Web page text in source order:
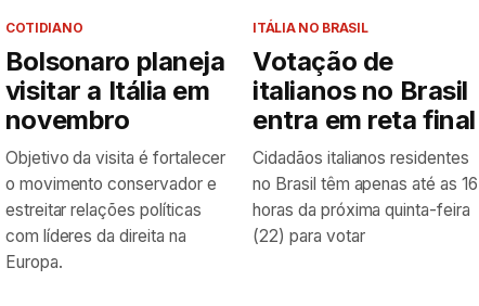
COTIDIANO
Bolsonaro planeja
visitar a Itália em
novembro
Objetivo da visita é fortalecer
o movimento conservador e
estreitar relações políticas
com líderes da direita na
Europa.
ITÁLIA NO BRASIL
Votação de
italianos no Brasil
entra em reta final
Cidadãos italianos residentes
no Brasil têm apenas até as 16
horas da próxima quinta-feira
(22) para votar